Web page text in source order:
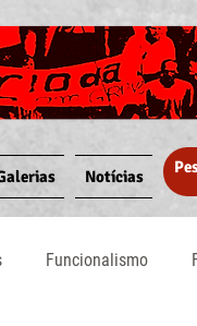
Notícias
Funcionalismo